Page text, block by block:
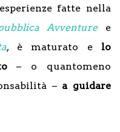
fatte nella
Avventuree
, è maturato e lo
– o quantomeno
– a guidare